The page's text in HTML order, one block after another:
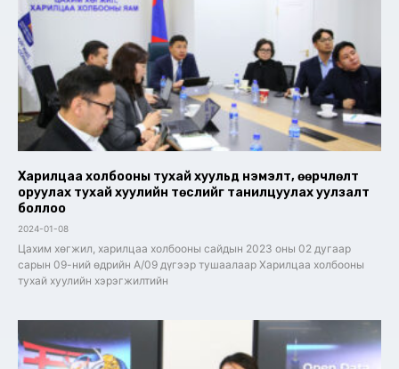
Харилцаа холбооны тухай хуульд нэмэлт, өөрчлөлт
оруулах тухай хуулийн төслийг танилцуулах уулзалт
боллоо
2024-01-08
Цахим хөгжил, харилцаа холбооны сайдын 2023 оны 02 дугаар
сарын 09-ний өдрийн А/09 дүгээр тушаалаар Харилцаа холбооны
тухай хуулийн хэрэгжилтийн